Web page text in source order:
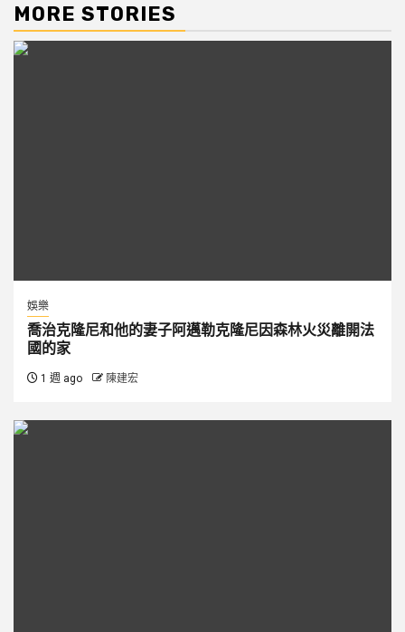
MORE STORIES
娛樂
喬治克隆尼和他的妻子阿邁勒克隆尼因森林火災離開法
國的家
1 週 ago 陳建宏